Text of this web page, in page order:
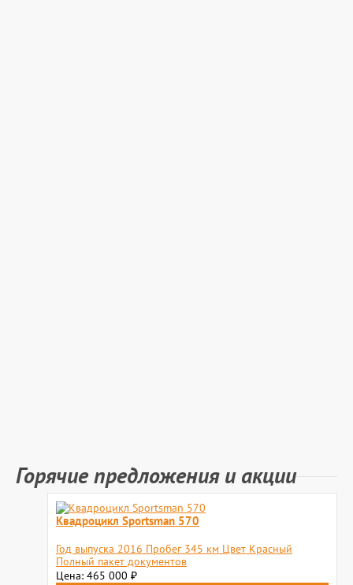
Горячие предложения и акции
Квадроцикл Sportsman 570
Год выпуска 2016 Пробег 345 км Цвет Красный
Полный пакет документов
Цена: 465 000 ₽